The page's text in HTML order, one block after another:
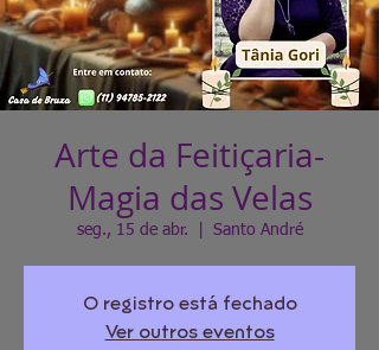
Arte da Feitiçaria-
Magia das Velas
seg., 15 de abr. Santo André
O registro está fechado
Ver outros eventos